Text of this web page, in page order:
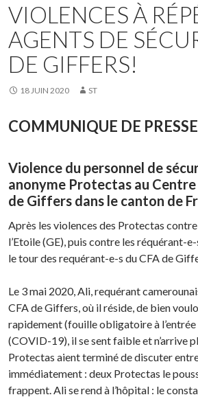
VIOLENCES À
AGENTS DE
DE GIFFERS!
18 JUIN 2020 ST
COMMUNIQUE DE
Violence du personnel de
anonyme Protectas au Centre
de Giffers dans le canton de
Après les violences des Protectas
l’Etoile (GE), puis contre les réquérant-
le tour des requérant-e-s du CFA de
Le 3 mai 2020, Ali, requérant
CFA de Giffers, où il réside, de bien
rapidement (fouille obligatoire à
(COVID-19), il se sent faible et n’arrive
Protectas aient terminé de discuter
immédiatement : deux Protectas le
frappent. Ali se rend à l’hôpital : le